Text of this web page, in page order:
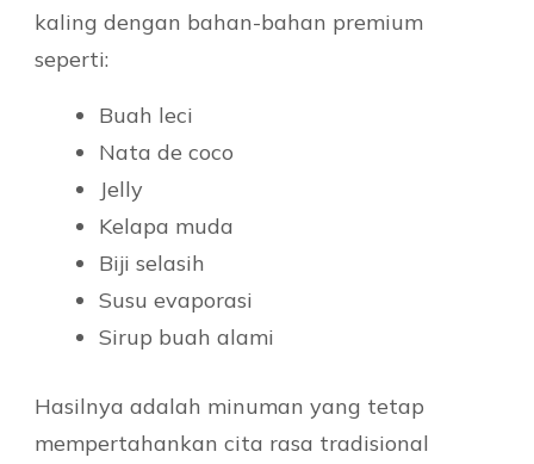
kaling dengan bahan-bahan premium
seperti:
Buah leci
Nata de coco
Jelly
Kelapa muda
Biji selasih
Susu evaporasi
Sirup buah alami
Hasilnya adalah minuman yang tetap
mempertahankan cita rasa tradisional